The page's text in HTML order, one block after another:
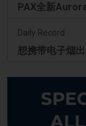
PAX全新
Daily Record
想携带电子烟